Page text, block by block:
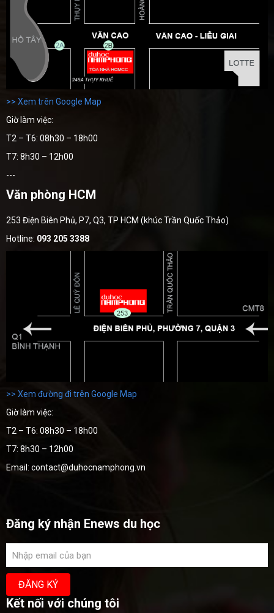
>> Xem trên Google Map
Giờ làm việc:
T2 – T6: 08h30 – 18h00
T7: 8h30 – 12h00
---
Văn phòng HCM
253 Điện Biên Phủ, P7, Q3, TP HCM (khúc Trần Quốc Thảo)
Hotline: 093 205 3388
>> Xem đường đi trên Google Map
Giờ làm việc:
T2 – T6: 08h30 – 18h00
T7: 8h30 – 12h00
Email: contact@duhocnamphong.vn
Đăng ký nhận Enews du học
Kết nối với chúng tôi